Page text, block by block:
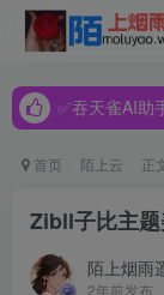
✅吞天雀AI助手，
✅吞天雀AI助手，
首页 陌上云 正
Zibll子比主
陌上烟雨
2年前发布